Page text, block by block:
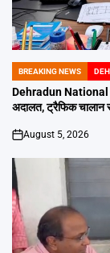
POSTED
IN
BREAKING NEWS
Dehradun National
अदालत, ट्रैफिक चालान
on
August 5, 2026